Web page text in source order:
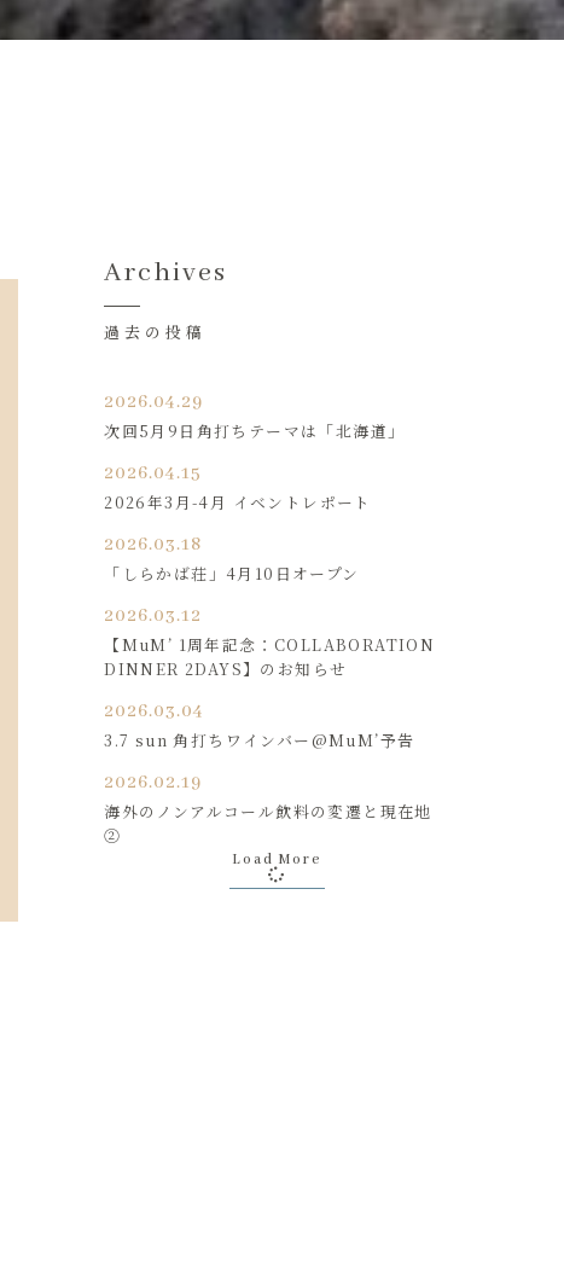
Archives
過去の投稿
2026.04.29
次回5月9日角打ちテーマは「北海道」
2026.04.15
2026年3月-4月 イベントレポート
2026.03.18
「しらかば荘」4月10日オープン
2026.03.12
【MuM’ 1周年記念：COLLABORATION
DINNER 2DAYS】のお知らせ
2026.03.04
3.7 sun 角打ちワインバー@MuM’予告
2026.02.19
海外のノンアルコール飲料の変遷と現在地
②
Load More